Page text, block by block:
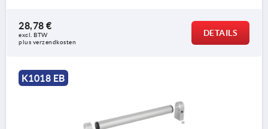
28,78 €
excl. BTW
plus verzendkosten
DETAILS
K1018 EB